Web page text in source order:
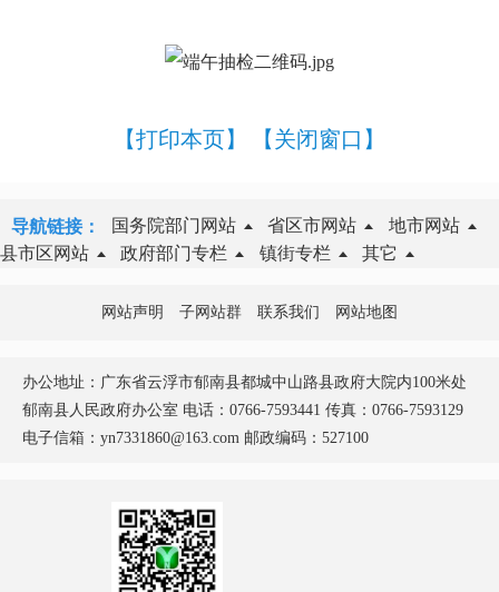
【打印本页】 【关闭窗口】
导航链接： 国务院部门网站 省区市网站
地市网站
县市区网站
政府部门专栏 镇街专栏 其它
网站声明 子网站群 联系我们 网站地图
办公地址：广东省云浮市郁南县都城中山路县政府大院内100米处
郁南县人民政府办公室 电话：0766-7593441 传真：0766-7593129
电子信箱：yn7331860@163.com 邮政编码：527100